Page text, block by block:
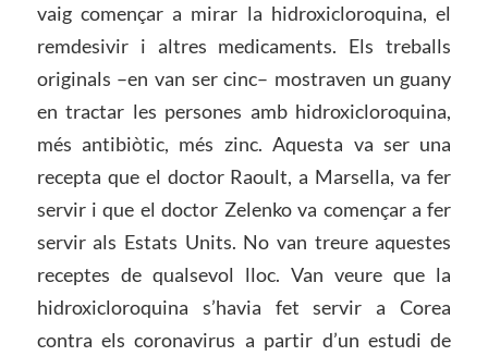
vaig començar a mirar la hidroxicloroquina, el
remdesivir i altres medicaments. Els treballs
originals –en van ser cinc– mostraven un guany
en tractar les persones amb hidroxicloroquina,
més antibiòtic, més zinc. Aquesta va ser una
recepta que el doctor Raoult, a Marsella, va fer
servir i que el doctor Zelenko va començar a fer
servir als Estats Units. No van treure aquestes
receptes de qualsevol lloc. Van veure que la
hidroxicloroquina s’havia fet servir a Corea
contra els coronavirus a partir d’un estudi de